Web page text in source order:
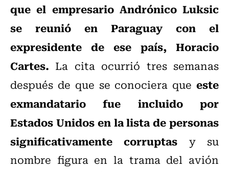
que el empresario Andrónico Luksic
se reunió en Paraguay con el
expresidente de ese país, Horacio
Cartes. La cita ocurrió tres semanas
después de que se conociera que este
exmandatario fue incluido por
Estados Unidos en la lista de personas
significativamente corruptas y su
nombre figura en la trama del avión